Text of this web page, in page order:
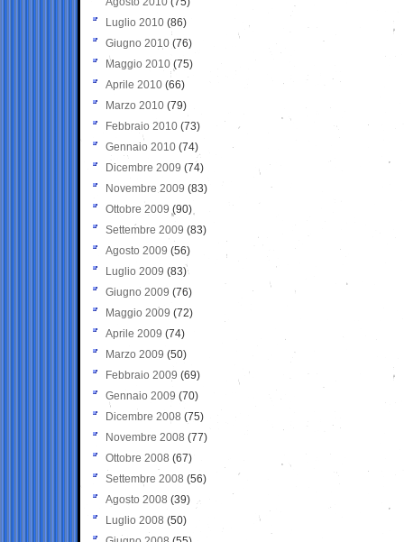
Luglio 2010 (86)
Giugno 2010 (76)
Maggio 2010 (75)
Aprile 2010 (66)
Marzo 2010 (79)
Febbraio 2010 (73)
Gennaio 2010 (74)
Dicembre 2009 (74)
Novembre 2009 (83)
Ottobre 2009 (90)
Settembre 2009 (83)
Agosto 2009 (56)
Luglio 2009 (83)
Giugno 2009 (76)
Maggio 2009 (72)
Aprile 2009 (74)
Marzo 2009 (50)
Febbraio 2009 (69)
Gennaio 2009 (70)
Dicembre 2008 (75)
Novembre 2008 (77)
Ottobre 2008 (67)
Settembre 2008 (56)
Agosto 2008 (39)
Luglio 2008 (50)